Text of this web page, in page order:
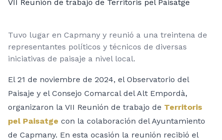
VII Reunión de trabajo de Territoris pel Paisatge
Tuvo lugar en Capmany y reunió a una treintena de
representantes políticos y técnicos de diversas
iniciativas de paisaje a nivel local.
El 21 de noviembre de 2024, el Observatorio del
Paisaje y el Consejo Comarcal del Alt Empordà,
organizaron la VII Reunión de trabajo de Territoris
pel Paisatge con la colaboración del Ayuntamiento
de Capmany. En esta ocasión la reunión recibió el